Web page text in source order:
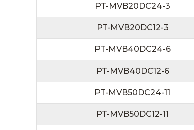
PT-MVB20DC24-3
PT-MVB20DC12-3
PT-MVB40DC24-6
PT-MVB40DC12-6
PT-MVB50DC24-11
PT-MVB50DC12-11